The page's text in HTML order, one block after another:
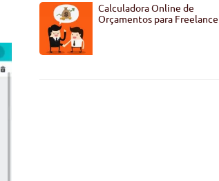
Calculadora Online de
Orçamentos para